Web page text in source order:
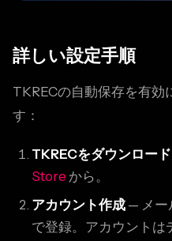
詳しい設定手順
TKRECの自動保存を有効
す：
TKRECをダウンロード
Store から。
アカウント作成 — メー
で登録。アカウントは